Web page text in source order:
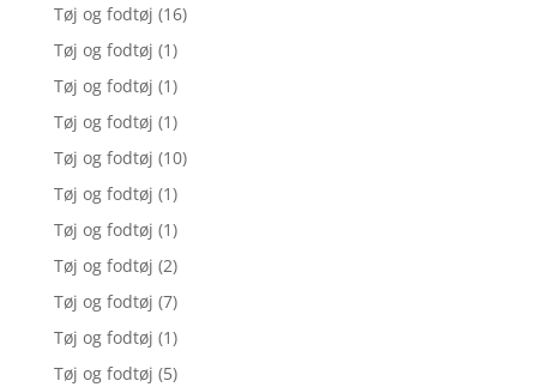
Tøj og fodtøj (16)
Tøj og fodtøj (1)
Tøj og fodtøj (1)
Tøj og fodtøj (1)
Tøj og fodtøj (10)
Tøj og fodtøj (1)
Tøj og fodtøj (1)
Tøj og fodtøj (2)
Tøj og fodtøj (7)
Tøj og fodtøj (1)
Tøj og fodtøj (5)